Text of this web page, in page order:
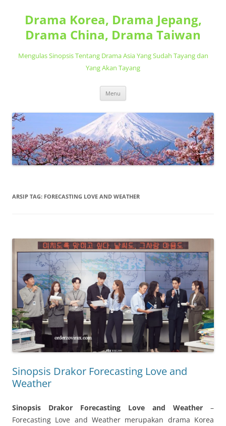
Drama Korea, Drama Jepang,
Drama China, Drama Taiwan
Mengulas Sinopsis Tentang Drama Asia Yang Sudah Tayang dan
Yang Akan Tayang
Menu
ARSIP TAG: FORECASTING LOVE AND WEATHER
Sinopsis Drakor Forecasting Love and
Weather
Sinopsis Drakor Forecasting Love and Weather –
Forecasting Love and Weather merupakan drama Korea